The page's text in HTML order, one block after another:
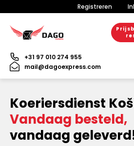
Registreren
+31 97 010 274 955
mail@dagoexpress.com
Koeriersdienst
Vandaag besteld,
vandaag